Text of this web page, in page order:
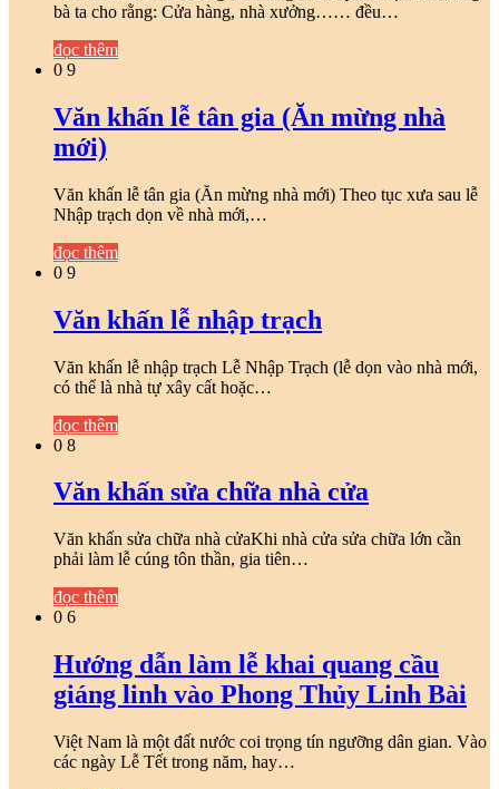
bà ta cho rằng: Cửa hàng, nhà xưởng…… đều…
đọc thêm
0 9
Văn khấn lễ tân gia (Ăn mừng nhà
mới)
Văn khấn lễ tân gia (Ăn mừng nhà mới) Theo tục xưa sau lễ
Nhập trạch dọn về nhà mới,…
đọc thêm
0 9
Văn khấn lễ nhập trạch
Văn khấn lễ nhập trạch Lễ Nhập Trạch (lễ dọn vào nhà mới,
có thể là nhà tự xây cất hoặc…
đọc thêm
0 8
Văn khấn sửa chữa nhà cửa
Văn khấn sửa chữa nhà cửaKhi nhà cửa sửa chữa lớn cần
phải làm lễ cúng tôn thần, gia tiên…
đọc thêm
0 6
Hướng dẫn làm lễ khai quang cầu
giáng linh vào Phong Thủy Linh Bài
Việt Nam là một đất nước coi trọng tín ngưỡng dân gian. Vào
các ngày Lễ Tết trong năm, hay…